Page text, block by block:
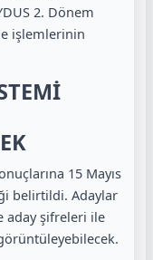
2. Dönem
işlemlerinin
15 Mayıs
belirtildi. Adaylar
aday şifreleri ile